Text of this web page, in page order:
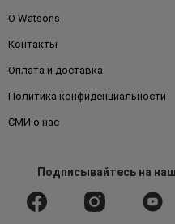
О Watsons
Контакты
Оплата и доставка
Политика конфиденциальности
СМИ о нас
Подписывайтесьна